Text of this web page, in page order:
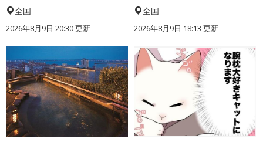
全国
2026年8月9日 20:30更新
全国
2026年8月9日 18:13 更新